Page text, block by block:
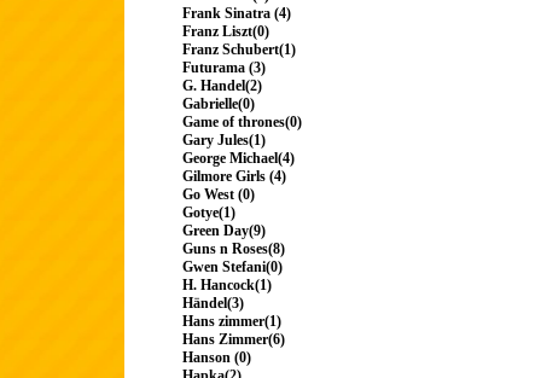
Frank Sinatra (4)
Franz Liszt(0)
Franz Schubert(1)
Futurama (3)
G. Handel(2)
Gabrielle(0)
Game of thrones(0)
Gary Jules(1)
George Michael(4)
Gilmore Girls (4)
Go West (0)
Gotye(1)
Green Day(9)
Guns n Roses(8)
Gwen Stefani(0)
H. Hancock(1)
Händel(3)
Hans zimmer(1)
Hans Zimmer(6)
Hanson (0)